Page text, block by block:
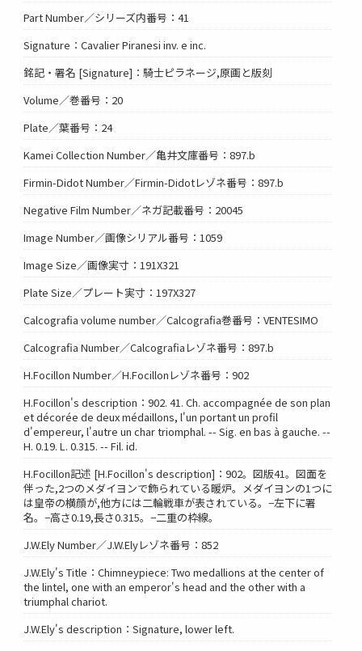
Part Number／シリーズ内番号：41
Signature：Cavalier Piranesi inv. e inc.
銘記・署名 [Signature]：騎士ピラネージ,原画と版刻
Volume／巻番号：20
Plate／葉番号：24
Kamei Collection Number／亀井文庫番号：897.b
Firmin-Didot Number／Firmin-Didotレゾネ番号：897.b
Negative Film Number／ネガ記載番号：20045
Image Number／画像シリアル番号：1059
Image Size／画像実寸：191X321
Plate Size／プレート実寸：197X327
Calcografia volume number／Calcografia巻番号：VENTESIMO
Calcografia Number／Calcografiaレゾネ番号：897.b
H.Focillon Number／H.Focillonレゾネ番号：902
H.Focillon's description：902. 41. Ch. accompagnée de son plan
et décorée de deux médaillons, l'un portant un profil
d'empereur, l'autre un char triomphal. -- Sig. en bas à gauche. --
H. 0.19. L. 0.315. -- Fil. id.
H.Focillon記述 [H.Focillon's description]：902。図版41。図面を
伴った,2つのメダイヨンで飾られている暖炉。メダイヨンの1つに
は皇帝の横顔が,他方には二輪戦車が表されている。−左下に署
名。−高さ0.19,長さ0.315。−二重の枠線。
J.W.Ely Number／J.W.Elyレゾネ番号：852
J.W.Ely's Title：Chimneypiece: Two medallions at the center of
the lintel, one with an emperor's head and the other with a
triumphal chariot.
J.W.Ely's description：Signature, lower left.